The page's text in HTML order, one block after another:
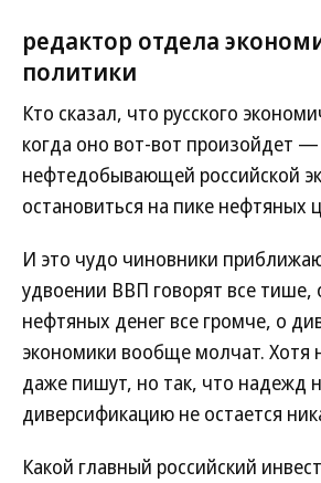
редактор отдела
политики
Кто сказал, что русского
когда оно вот-вот произойдет —
нефтедобывающей российской
остановиться на пике нефтяных
И это чудо чиновники
удвоении ВВП говорят все тише,
нефтяных денег все громче, о
экономики вообще молчат. Хотя
даже пишут, но так, что надежд
диверсификацию не остается
Какой главный российский